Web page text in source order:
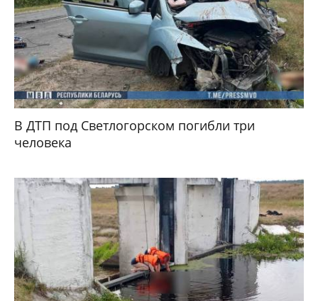
В ДТП под Светлогорском погибли три
человека